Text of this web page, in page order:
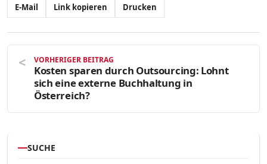
E-Mail Link kopieren Drucken
VORHERIGER BEITRAG
Kosten sparen durch Outsourcing: Lohnt
sich eine externe Buchhaltung in
Österreich?
SUCHE